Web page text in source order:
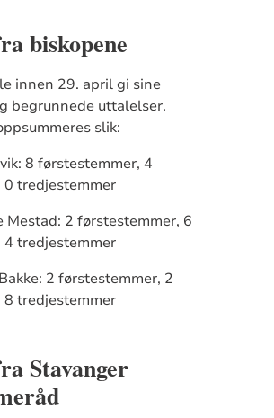
biskopene
innen 29. april gi sine
begrunnede uttalelser.
slik:
8 førstestemmer, 4
0 tredjestemmer
Mestad: 2 førstestemmer, 6
4 tredjestemmer
2 førstestemmer, 2
8 tredjestemmer
Stavanger